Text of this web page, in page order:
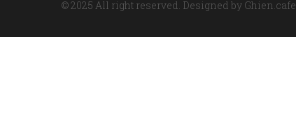
© 2025 All right reserved. Designed by Ghien.cafe